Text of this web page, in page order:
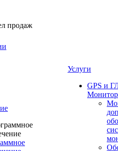
продаж
Услуги
GPS и